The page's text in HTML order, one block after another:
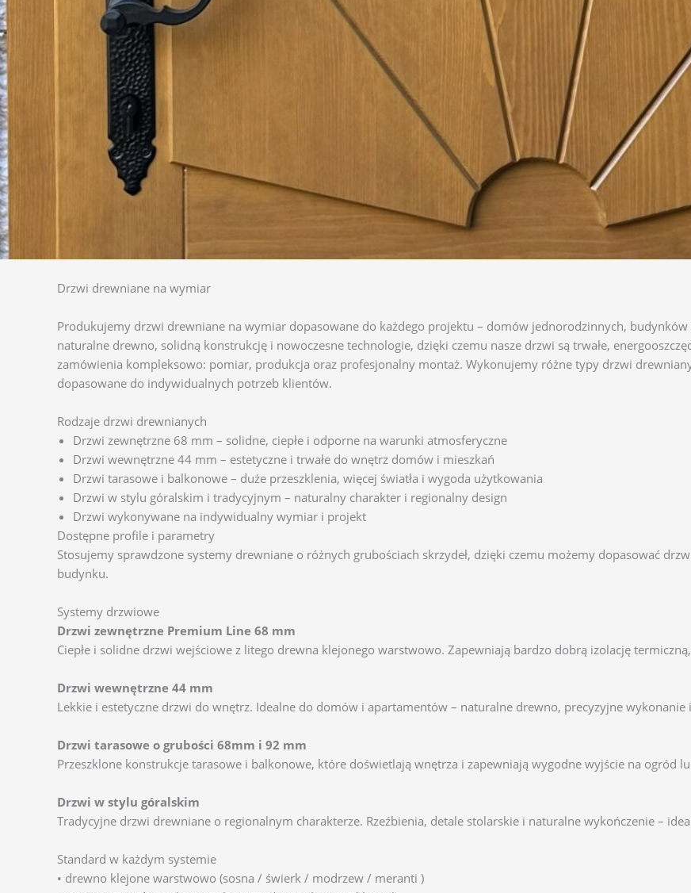
Drzwi drewniane na wymiar
Produkujemy drzwi drewniane na wymiar dopasowane do każdego projektu – domów jednorodzinnych,
naturalne drewno, solidną konstrukcję i nowoczesne technologie, dzięki czemu nasze drzwi są trwałe,
zamówienia kompleksowo: pomiar, produkcja oraz profesjonalny montaż. Wykonujemy różne typy drzwi
dopasowane do indywidualnych potrzeb klientów.
Rodzaje drzwi drewnianych
Drzwi zewnętrzne 68 mm – solidne, ciepłe i odporne na warunki atmosferyczne
Drzwi wewnętrzne 44 mm – estetyczne i trwałe do wnętrz domów i mieszkań
Drzwi tarasowe i balkonowe – duże przeszklenia, więcej światła i wygoda użytkowania
Drzwi w stylu góralskim i tradycyjnym – naturalny charakter i regionalny design
Drzwi wykonywane na indywidualny wymiar i projekt
Dostępne profile i parametry
Stosujemy sprawdzone systemy drewniane o różnych grubościach skrzydeł, dzięki czemu możemy dopasować
budynku.
Systemy drzwiowe
Drzwi zewnętrzne Premium Line 68 mm
Ciepłe i solidne drzwi wejściowe z litego drewna klejonego warstwowo. Zapewniają bardzo dobrą izolację
Drzwi wewnętrzne 44 mm
Lekkie i estetyczne drzwi do wnętrz. Idealne do domów i apartamentów – naturalne drewno, precyzyjne
Drzwi tarasowe o grubości 68mm i 92 mm
Przeszklone konstrukcje tarasowe i balkonowe, które doświetlają wnętrza i zapewniają wygodne wyjście na ogród
Drzwi w stylu góralskim
Tradycyjne drzwi drewniane o regionalnym charakterze. Rzeźbienia, detale stolarskie i naturalne wykończenie –
Standard w każdym systemie
• drewno klejone warstwowo (sosna / świerk / modrzew / meranti )